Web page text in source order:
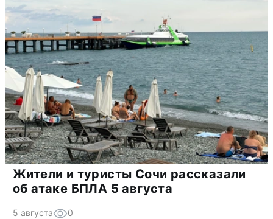
Жители и туристы Сочи рассказали
об атаке БПЛА 5 августа
5 августа 0